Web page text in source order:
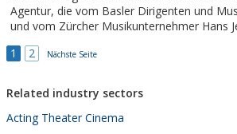
Agentur, die vom Basler Dirigenten und Musikmäzen Paul Sacher
und vom Zürcher Musikunternehmer Hans
klassischer Konzerte und Aufführungen im
1 2 Nächste Seite
Related industry sectors
Acting Theater Cinema